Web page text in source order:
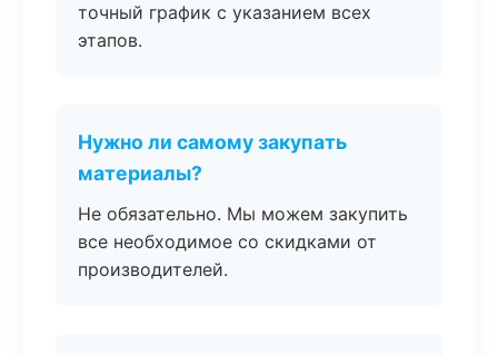
точный график с указанием всех
этапов.
Нужно ли самому закупать
материалы?
Не обязательно. Мы можем закупить
все необходимое со скидками от
производителей.